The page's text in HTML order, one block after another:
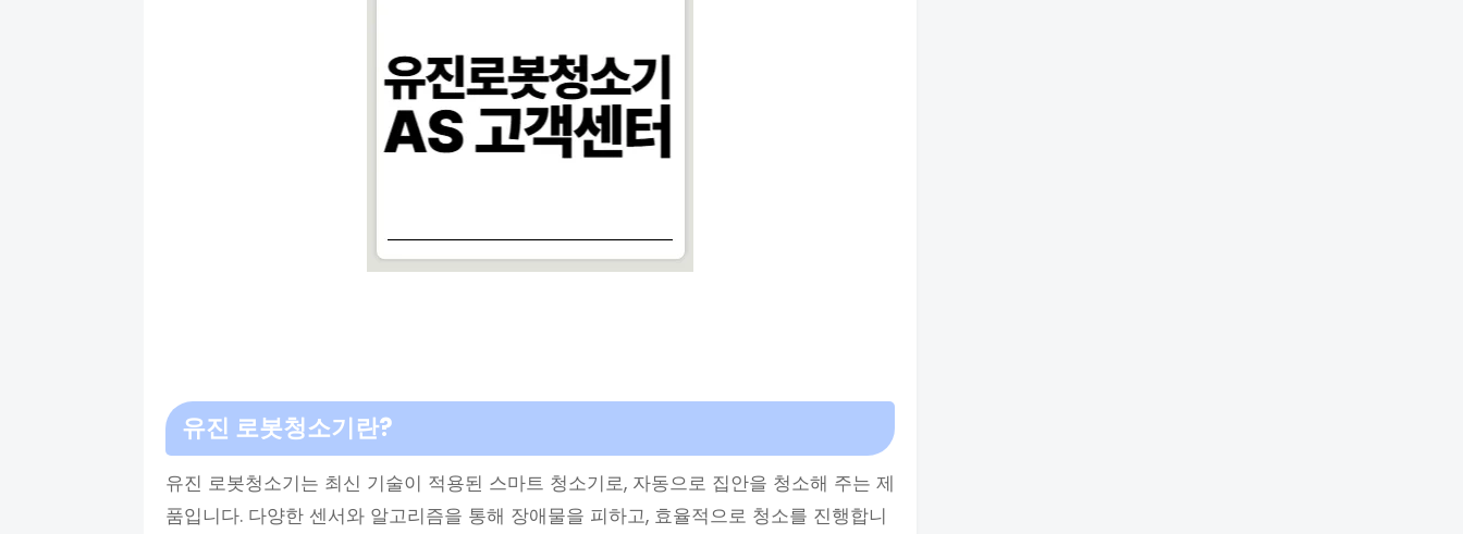
유진 로봇청소기란?
유진 로봇청소기는 최신 기술이 적용된 스마트 청소기로, 자동으로 집안을 청소해 주는 제
품입니다. 다양한 센서와 알고리즘을 통해 장애물을 피하고, 효율적으로 청소를 진행합니